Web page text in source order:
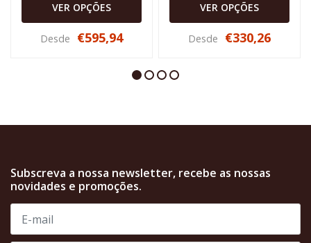
VER OPÇÕES
Desde €595,94
VER OPÇÕES
Desde €330,26
Subscreva a nossa newsletter, recebe as nossas
novidades e promoções.